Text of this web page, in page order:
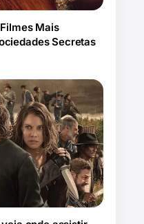
Mais
Secretas